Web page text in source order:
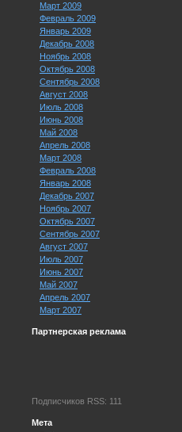
Март 2009
Февраль 2009
Январь 2009
Декабрь 2008
Ноябрь 2008
Октябрь 2008
Сентябрь 2008
Август 2008
Июль 2008
Июнь 2008
Май 2008
Апрель 2008
Март 2008
Февраль 2008
Январь 2008
Декабрь 2007
Ноябрь 2007
Октябрь 2007
Сентябрь 2007
Август 2007
Июль 2007
Июнь 2007
Май 2007
Апрель 2007
Март 2007
Партнерская реклама
Подписчиков RSS: 111
Мета